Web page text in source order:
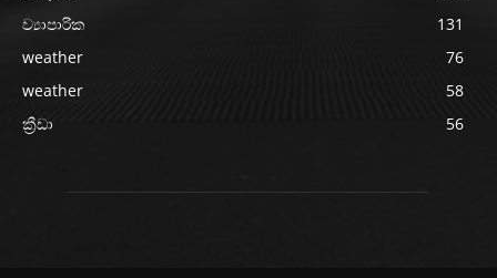
ව්‍යාපාරික
131
weather
76
weather
58
ක්‍රීඩා
56